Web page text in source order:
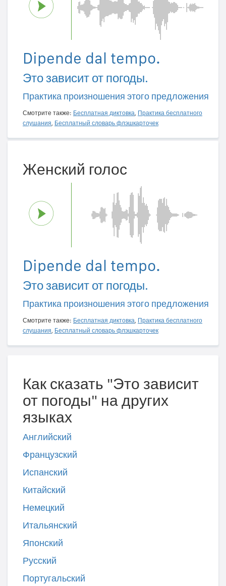
Dipende dal tempo.
Это зависит от погоды.
Практика произношения этого предложения
Смотрите также: Бесплатная диктовка, Практика бесплатного
слушания, Бесплатный словарь флэшкарточек
Женский голос
Dipende dal tempo.
Это зависит от погоды.
Практика произношения этого предложения
Смотрите также: Бесплатная диктовка, Практика бесплатного
слушания, Бесплатный словарь флэшкарточек
Как сказать "Это зависит
от погоды" на других
языках
Английский
Французский
Испанский
Китайский
Немецкий
Итальянский
Японский
Русский
Португальский